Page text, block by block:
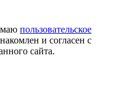
пользовательское
и согласен с
сайта.